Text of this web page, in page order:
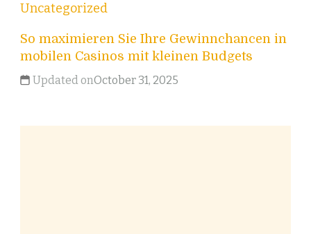
Uncategorized
So maximieren Sie Ihre Gewinnchancen in
mobilen Casinos mit kleinen Budgets
Updated onOctober 31, 2025